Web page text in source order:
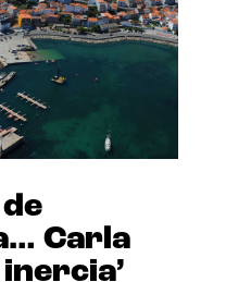
Carla